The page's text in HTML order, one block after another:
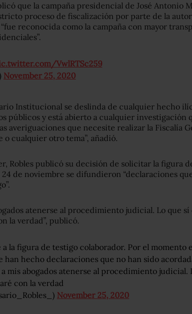
que la campaña presidencial de José Antonio
proceso de fiscalización por parte de la
reconocida como la campaña con mayor
VwlRTSc259
November 25, 2020
Institucional se deslinda de cualquier hecho
públicos y está abierto a cualquier investigación
averiguaciones que necesite realizar la Fiscalía
o cualquier otro tema”, añadió.
Robles publicó su decisión de solicitar la figura
de noviembre se difundieron “declaraciones
atenerse al procedimiento judicial. Lo que sí
la verdad”, publicó.
la figura de testigo colaborador. Por el momento
han hecho declaraciones que no han sido
mis abogados atenerse al procedimiento judicial.
con la verdad
November 25, 2020